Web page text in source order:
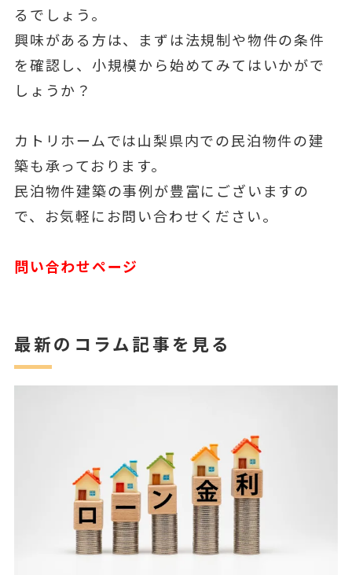
るでしょう。
興味がある方は、まずは法規制や物件の条件
を確認し、小規模から始めてみてはいかがで
しょうか？
カトリホームでは山梨県内での民泊物件の建
築も承っております。
民泊物件建築の事例が豊富にございますの
で、お気軽にお問い合わせください。
問い合わせページ
最新のコラム記事を見る